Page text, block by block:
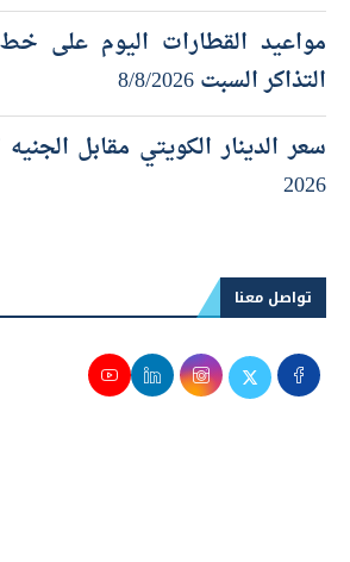
مواعيد القطارات اليوم على
التذاكر السبت 8/8/2026
2026
تواصل معنا